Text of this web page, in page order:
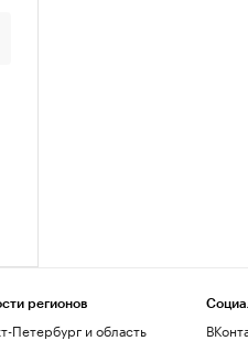
регионов
Петербург и область